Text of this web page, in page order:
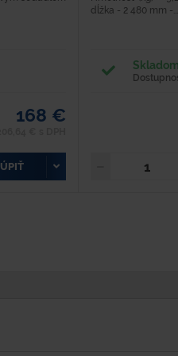
168 €
dĺžka - 2 480 mm -...